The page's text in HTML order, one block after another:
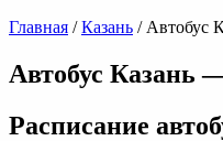
Главная /Казань / Автобус
Автобус Казань
Раcписание